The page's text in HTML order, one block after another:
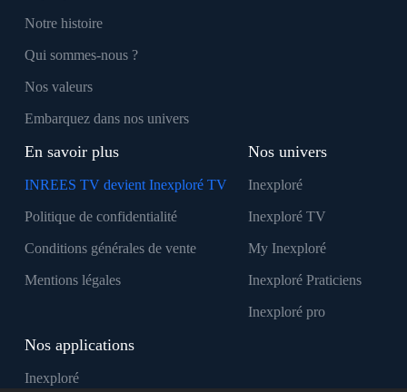
Notre histoire
Qui sommes-nous ?
Nos valeurs
Embarquez dans nos univers
En savoir plus
INREES TV devient Inexploré TV
Politique de confidentialité
Conditions générales de vente
Mentions légales
Nos univers
Inexploré
Inexploré TV
My Inexploré
Inexploré Praticiens
Inexploré pro
Nos applications
Inexploré